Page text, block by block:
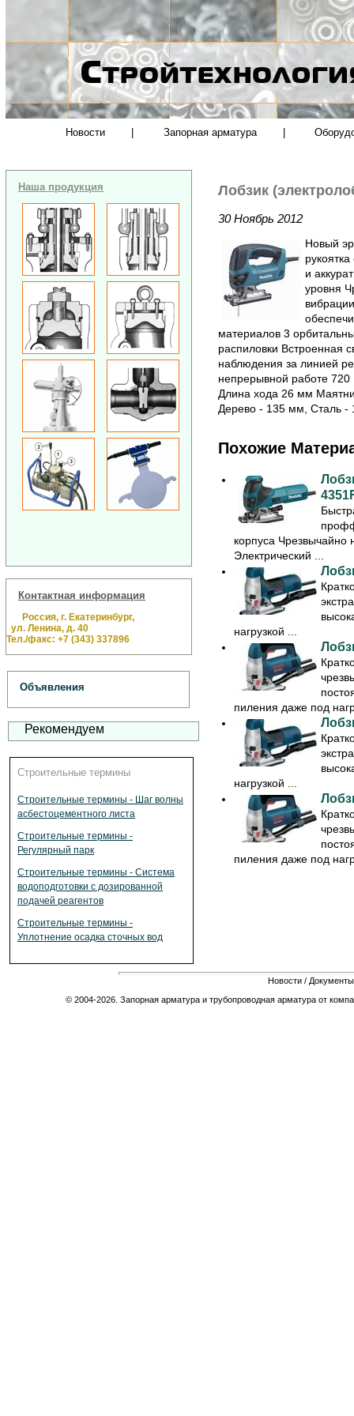
Новости Запорная арматура
Наша продукция
Контактная информация
Россия, г. Екатеринбург,
ул. Ленина, д. 40
Тел./факс: +7 (343) 337896
Объявления
Рекомендуем
Строительные термины
Строительные термины - Шаг волны
асбестоцементного листа
Строительные термины -
Регулярный парк
Строительные термины - Система
водоподготовки с дозированной
подачей реагентов
Строительные термины -
Уплотнение осадка сточных вод
Лобзик
30 Ноябрь 2012
Новый
и
уровня
материалов 3
распиловки Встроенная
наблюдения за линией
непрерывной работе
Длина хода 26 мм
Дерево - 135 мм, Сталь -
Похожие
корпуса Чрезвычайно
Электрический ...
нагрузкой ...
пиления даже под
нагрузкой ...
пиления даже под
Новости / Документы
© 2004-2026. Запорная арматура и трубопроводная арматура от